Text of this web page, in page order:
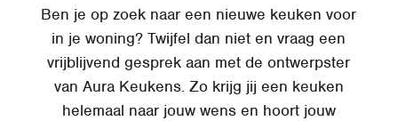
Ben je op zoek naar een nieuwe keuken voor
in je woning? Twijfel dan niet en vraag een
vrijblijvend gesprek aan met de ontwerpster
van Aura Keukens. Zo krijg jij een keuken
helemaal naar jouw wens en hoort jouw